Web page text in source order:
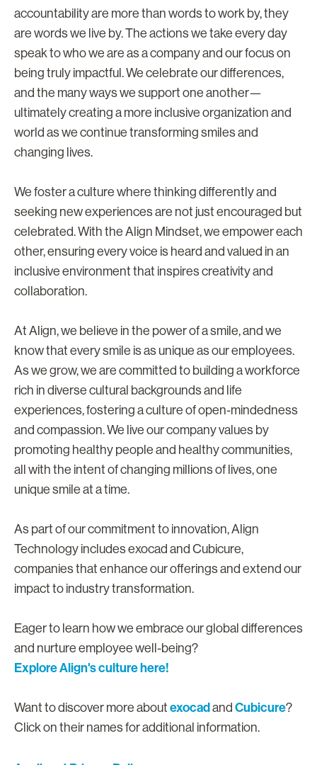
accountability are more than words to work by, they
are words we live by. The actions we take every day
speak to who we are as a company and our focus on
being truly impactful. We celebrate our differences,
and the many ways we support one another—
ultimately creating a more inclusive organization and
world as we continue transforming smiles and
changing lives.
We foster a culture where thinking differently and
seeking new experiences are not just encouraged but
celebrated. With the Align Mindset, we empower each
other, ensuring every voice is heard and valued in an
inclusive environment that inspires creativity and
collaboration.
At Align, we believe in the power of a smile, and we
know that every smile is as unique as our employees.
As we grow, we are committed to building a workforce
rich in diverse cultural backgrounds and life
experiences, fostering a culture of open-mindedness
and compassion. We live our company values by
promoting healthy people and healthy communities,
all with the intent of changing millions of lives, one
unique smile at a time.
As part of our commitment to innovation, Align
Technology includes exocad and Cubicure,
companies that enhance our offerings and extend our
impact to industry transformation.
Eager to learn how we embrace our global differences
and nurture employee well-being?
Explore Align's culture here!
Want to discover more about exocadand Cubicure?
Click on their names for additional information.